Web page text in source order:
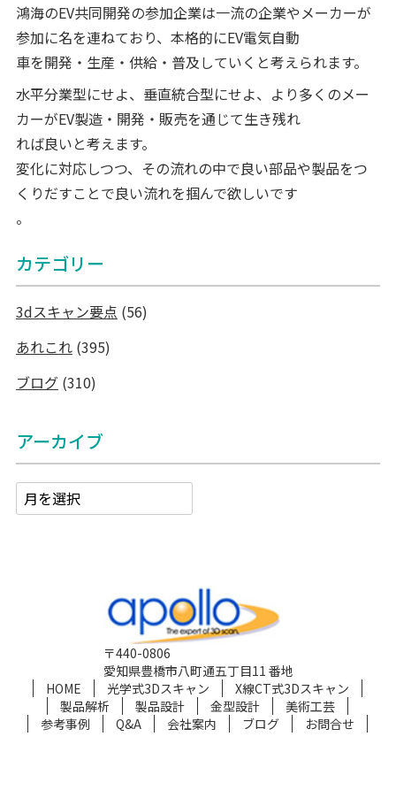
鴻海のEV共同開発の参加企業は一流の企業やメーカーが
参加に名を連ねており、本格的にEV電気自動
車を開発・生産・供給・普及していくと考えられます。
水平分業型にせよ、垂直統合型にせよ、より多くのメー
カーがEV製造・開発・販売を通じて生き残れ
れば良いと考えます。
変化に対応しつつ、その流れの中で良い部品や製品をつ
くりだすことで良い流れを掴んで欲しいです
。
カテゴリー
3dスキャン要点 (56)
あれこれ(395)
ブログ(310)
アーカイブ
〒440-0806
愛知県豊橋市八町通五丁目11 番地
HOME
光学式3Dスキャン
X線CT式3Dスキャン
製品解析
製品設計 金型設計
美術工芸
参考事例
Q&A 会社案内 ブログ お問合せ